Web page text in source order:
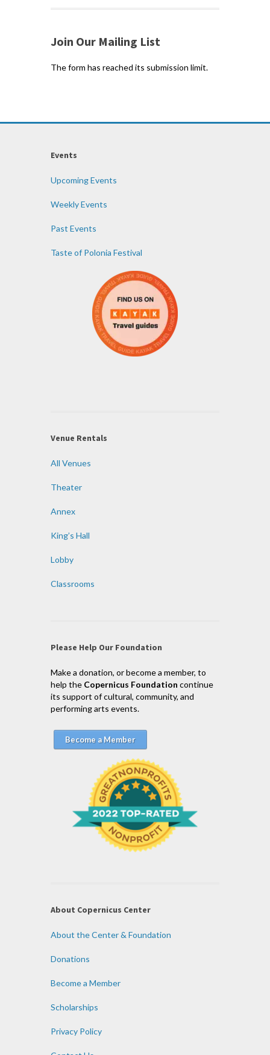
Join Our Mailing List
The form has reached its submission limit.
Events
Upcoming Events
Weekly Events
Past Events
Taste of Polonia Festival
Venue Rentals
All Venues
Theater
Annex
King’s Hall
Lobby
Classrooms
Please Help Our Foundation
Make a donation, or become a member, to
help the Copernicus Foundation continue
its support of cultural, community, and
performing arts events.
Become a Member
About Copernicus Center
About the Center & Foundation
Donations
Become a Member
Scholarships
Privacy Policy